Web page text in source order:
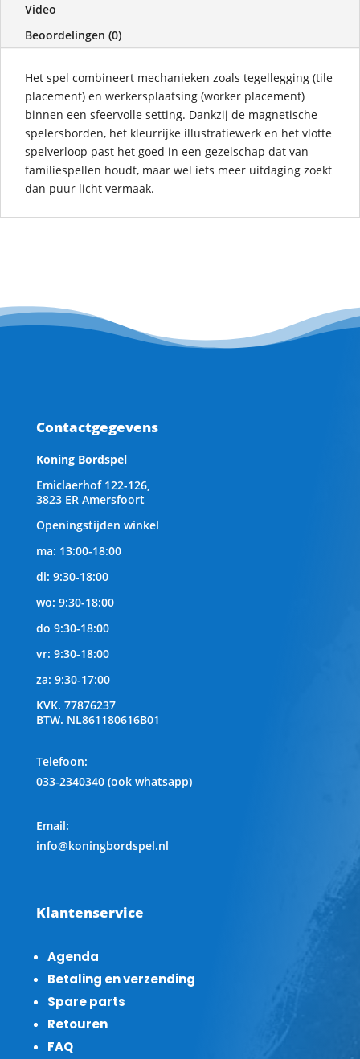
Video
Beoordelingen (0)
Het spel combineert mechanieken zoals tegel­legging (tile
placement) en werkersplaatsing (worker placement)
binnen een sfeervolle setting. Dankzij de magnetische
spelersborden, het kleurrijke illustratiewerk en het vlotte
spelverloop past het goed in een gezelschap dat van
familiespellen houdt, maar wel iets meer uitdaging zoekt
dan puur licht vermaak.
Contactgegevens
Koning Bordspel
Emiclaerhof 122-126,
3823 ER Amersfoort
Openingstijden winkel
ma: 13:00-18:00
di: 9:30-18:00
wo: 9:30-18:00
do 9:30-18:00
vr: 9:30-18:00
za: 9:30-17:00
KVK. 77876237
BTW. NL861180616B01
Telefoon:
033-2340340 (ook whatsapp)
Email:
info@koningbordspel.nl
Klantenservice
Agenda
Betaling en verzending
Spare parts
Retouren
FAQ